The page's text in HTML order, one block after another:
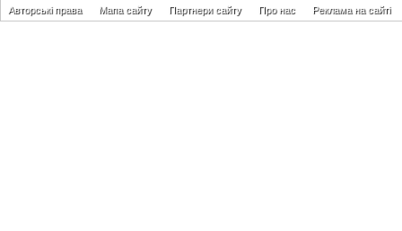
Авторські права Мапа сайту Партнери сайту Про нас Реклама на сайті